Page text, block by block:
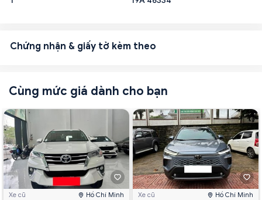
Chứng nhận & giấy tờ kèm theo
Cùng mức giá dành cho bạn
Xe cũ Hồ Chí Minh Xe cũ Hồ Chí Minh